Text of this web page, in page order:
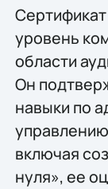
уровень
области
Он
навыки по
включая
нуля», ее